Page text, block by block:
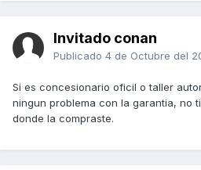
Invitado conan
Publicado 4 de Octubre del
Si es concesionario oficil o taller
ningun problema con la garantia, no
donde la compraste.